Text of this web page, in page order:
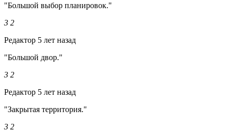
"Большой выбор планировок."
3 2
Редактор 5 лет назад
"Большой двор."
3 2
Редактор 5 лет назад
"Закрытая территория."
3 2